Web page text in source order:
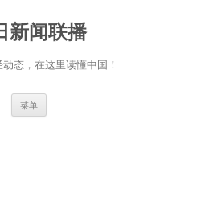
新闻联播
态，在这里读懂中国！
菜单